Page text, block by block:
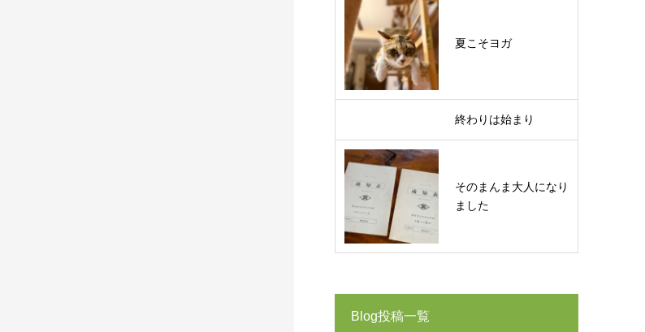
夏こそヨガ
終わりは始まり
そのまんま大人になり
ました
Blog投稿一覧